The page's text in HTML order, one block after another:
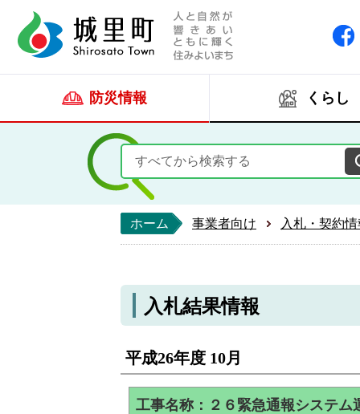
防災情報 くらし
ホーム 事業者向け 入札・契約
入札結果情報
平成26年度 10月
工事名称：２６緊急通報システ